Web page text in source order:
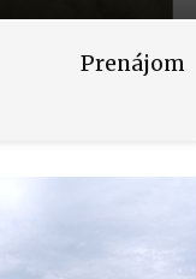
Prenájom